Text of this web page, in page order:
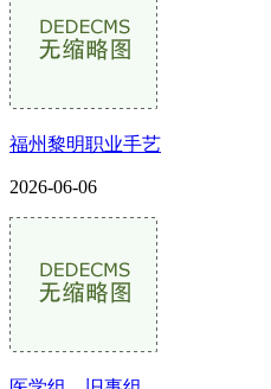
福州黎明职业手艺
2026-06-06